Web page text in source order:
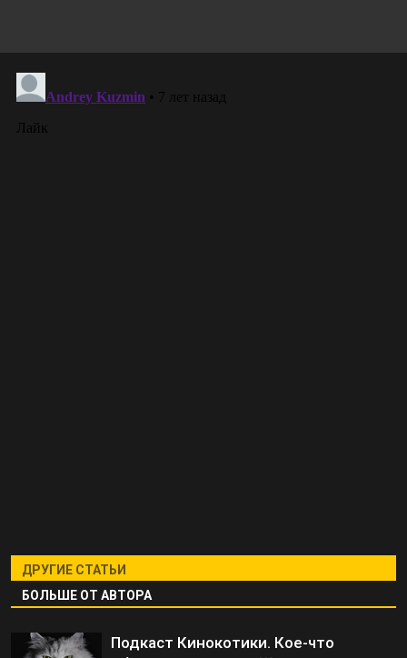
ДРУГИЕ СТАТЬИ
БОЛЬШЕ ОТ АВТОРА
Подкаст Кинокотики. Кое-что